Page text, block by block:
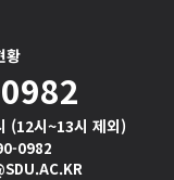
황
(12시~13시 제외)
0982